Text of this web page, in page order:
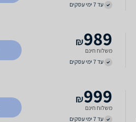
עד 7 ימי עסקים
989
₪
משלוח חינם
עד 7 ימי עסקים
999
₪
משלוח חינם
עד 7 ימי עסקים